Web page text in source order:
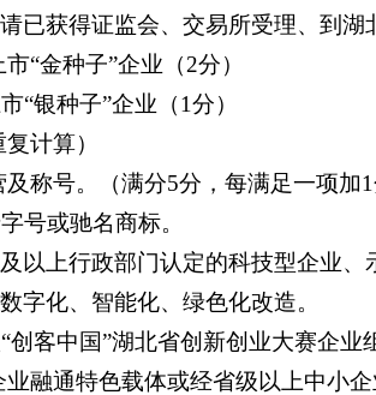
已获得证监会、交易所受理、到
“金种子”企业（2分）
“银种子”企业（1分）
计算）
及称号。（满分5分，每满足一项加
号或驰名商标。
以上行政部门认定的科技型企业
字化、智能化、绿色化改造。
创客中国”湖北省创新创业大赛企业
业融通特色载体或经省级以上中小